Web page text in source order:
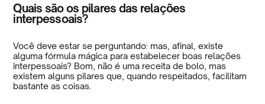
Quais são os pilares das relações
interpessoais?
Você deve estar se perguntando: mas, afinal, existe
alguma fórmula mágica para estabelecer boas relações
interpessoais? Bom, não é uma receita de bolo, mas
existem alguns pilares que, quando respeitados, facilitam
bastante as coisas.